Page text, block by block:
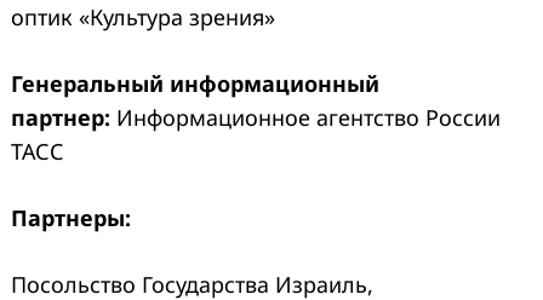
оптик «Культура зрения»
Генеральный информационный
партнер: Информационное агентство России
ТАСС
Партнеры:
Посольство Государства Израиль,